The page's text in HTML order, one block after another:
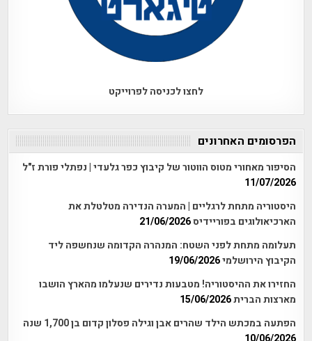
לחצו לכניסה לפרוייקט
הפרסומים האחרונים
הסיפור מאחורי מטוס הווטור של קיבוץ כפר גלעדי | נפתלי פורת ז"ל
11/07/2026
היסטוריה מתחת לרגליים | המערה הנדירה מטלטלת את
הארכיאולוגים בפוריידיס21/06/2026
תעלומה מתחת לפני השטח: המנהרה הקדומה שנחשפה ליד
הקיבוץ הירושלמי19/06/2026
החזירו את ההיסטוריה! מטבעות נדירים שנעלמו מהארץ הושבו
מארצות הברית15/06/2026
הפתעה במכתש הילד שהרים אבן וגילה פסלון קדום בן 1,700 שנה